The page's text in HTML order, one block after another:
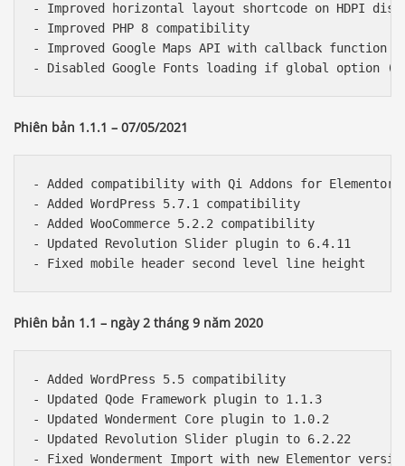
- Improved horizontal layout shortcode on HDPI
- Improved PHP 8 compatibility
- Improved Google Maps API with callback function
Phiên bản 1.1.1 – 07/05/2021
- Added compatibility with Qi Addons for Elementor
- Added WordPress 5.7.1 compatibility
- Added WooCommerce 5.2.2 compatibility
- Updated Revolution Slider plugin to 6.4.11
Phiên bản 1.1 – ngày 2 tháng 9 năm 2020
- Added WordPress 5.5 compatibility
- Updated Qode Framework plugin to 1.1.3
- Updated Wonderment Core plugin to 1.0.2
- Updated Revolution Slider plugin to 6.2.22